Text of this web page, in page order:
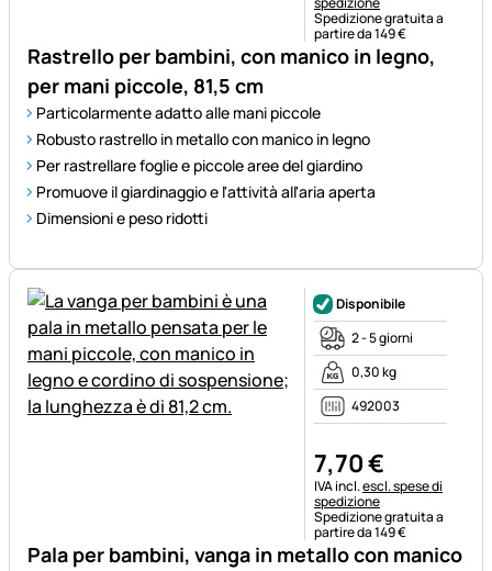
Rastrello per bambini, con manico in legno,
per mani piccole, 81,5 cm
Particolarmente adatto alle mani piccole
Robusto rastrello in metallo con manico in legno
Per rastrellare foglie e piccole aree del giardino
Promuove il giardinaggio e l'attività all'aria aperta
Dimensioni e peso ridotti
Spedizione gratuita a
partire da 149 €
Pala per bambini, vanga in metallo con manico
Disponibile
2 - 5 giorni
0,30 kg
492003
7,70€
Informazioni fiscali:
IVA incl.escl. spese di
spedizione
Spedizione gratuita a
partire da 149 €